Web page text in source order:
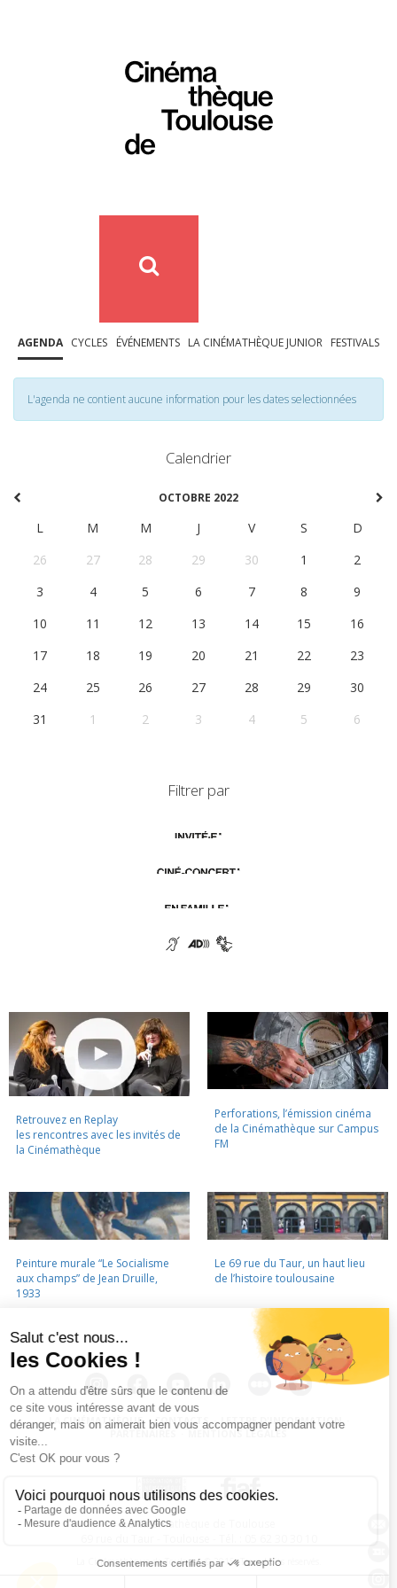
AGENDA CYCLES ÉVÉNEMENTS LA CINÉMATHÈQUE JUNIOR FESTIVALS
L'agenda ne contient aucune information pour les dates selectionnées
Calendrier
OCTOBRE 2022
L M M J V S
D
26
27 28 29 30 1
2
3
4 5 6 7 8
9
10
11 12 13 14 15
16
17
18 19 20 21 22
23
24
25 26 27 28 29
30
31
1 2 3 4 5 6
Filtrer par
Retrouvez en Replay
les rencontres avec les invités de
la Cinémathèque
Perforations, l’émission cinéma
de la Cinémathèque sur Campus
FM
Peinture murale “Le Socialisme
aux champs” de Jean Druille,
1933
Le 69 rue du Taur, un haut lieu
de l’histoire toulousaine
LA CINÉMATHÈQUE CONTACTS · LETTRE D'INFORMATION
PARTENAIRES · MENTIONS LÉGALES
La Cinémathèque de Toulouse
La Cinémathèque de Toulouse © 2015. Tous droits réservés.